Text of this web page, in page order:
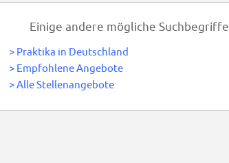
Einige andere mögliche Suchbegriffe
> Praktika in Deutschland
> Empfohlene Angebote
>Alle Stellenangebote